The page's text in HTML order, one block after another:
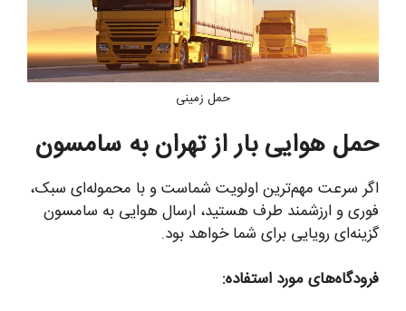
حمل زمینی
حمل هوایی بار از تهران به سامسون
اگر سرعت مهم‌ترین اولویت شماست و با محموله‌ای سبک،
فوری و ارزشمند طرف هستید، ارسال هوایی به سامسون
گزینه‌ای رویایی برای شما خواهد بود.
فرودگاه‌های مورد استفاده: